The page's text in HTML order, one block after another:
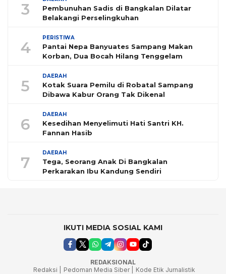
3
Pembunuhan Sadis di Bangkalan Dilatar
Belakangi Perselingkuhan
4
PERISTIWA
Pantai Nepa Banyuates Sampang Makan
Korban, Dua Bocah Hilang Tenggelam
5
DAERAH
Kotak Suara Pemilu di Robatal Sampang
Dibawa Kabur Orang Tak Dikenal
6
DAERAH
Kesedihan Menyelimuti Hati Santri KH.
Fannan Hasib
7
DAERAH
Tega, Seorang Anak Di Bangkalan
Perkarakan Ibu Kandung Sendiri
IKUTI MEDIA SOSIAL KAMI
REDAKSIONAL
Redaksi |
Pedoman Media Siber |
Kode Etik Jurnalistik